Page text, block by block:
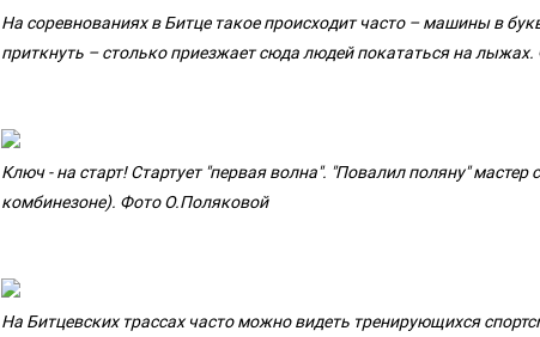
На соревнованиях в Битце такое происходит часто – машины в
приткнуть – столько приезжает сюда людей покататься на
Ключ - на старт! Стартует "первая волна". "Повалил поляну"
комбинезоне). Фото О.Поляковой
На Битцевских трассах часто можно видеть тренирующихся